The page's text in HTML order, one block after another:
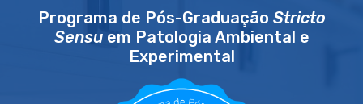
Programa de Pós-Graduação Stricto
Sensuem Patologia Ambiental e
Experimental